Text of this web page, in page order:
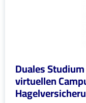
Duales
virtuellen